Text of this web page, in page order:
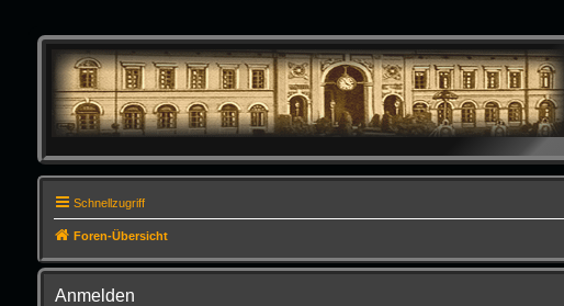
Schnellzugriff
Foren-Übersicht
Anmelden